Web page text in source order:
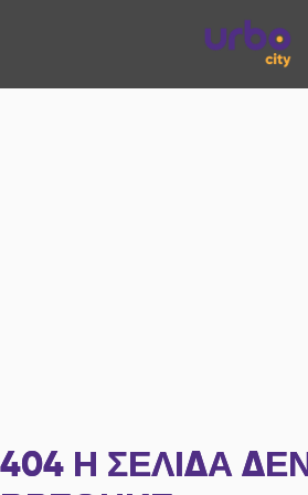
404 Η ΣΕΛΊΔΑ ΔΕΝ